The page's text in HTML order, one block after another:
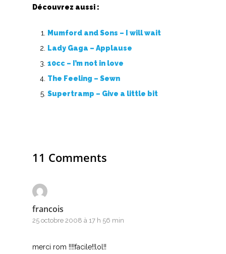
Découvrez aussi :
Mumford and Sons – I will wait
Lady Gaga – Applause
10cc – I’m not in love
The Feeling – Sewn
Supertramp – Give a little bit
11 Comments
francois
25 octobre 2008 à 17 h 56 min
merci rom !!!!facile!!lol!!
F
H